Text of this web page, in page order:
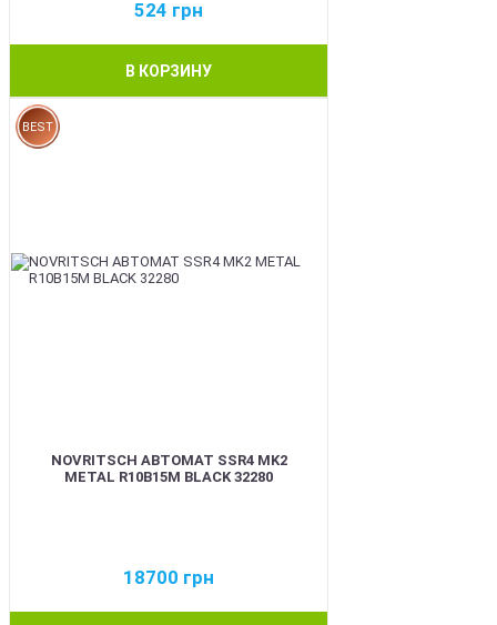
524 грн
В КОРЗИНУ
BEST
NOVRITSCH АВТОМАТ SSR4 MK2
METAL R10B15M BLACK 32280
18700 грн